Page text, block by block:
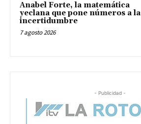
Anabel Forte, la matemática
yeclana que pone números a la
incertidumbre
7 agosto 2026
- Publicidad -